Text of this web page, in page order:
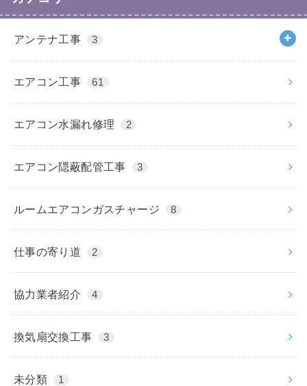
アンテナ工事 3
エアコン工事 61
エアコン水漏れ修理 2
エアコン隠蔽配管工事 3
ルームエアコンガスチャージ 8
仕事の寄り道 2
協力業者紹介 4
換気扇交換工事 3
未分類 1